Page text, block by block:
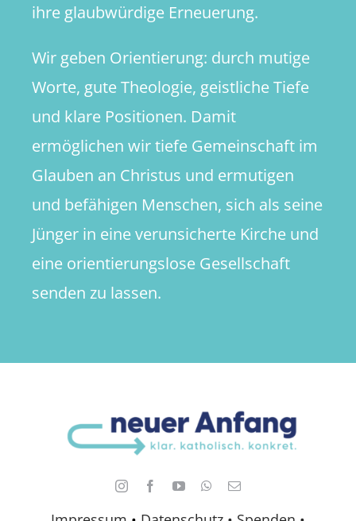
ihre glaubwürdige Erneuerung.
Wir geben Orientierung: durch mutige
Worte, gute Theologie, geistliche Tiefe
und klare Positionen. Damit
ermöglichen wir tiefe Gemeinschaft im
Glauben an Christus und ermutigen
und befähigen Menschen, sich als seine
Jünger in eine verunsicherte Kirche und
eine orientierungslose Gesellschaft
senden zu lassen.